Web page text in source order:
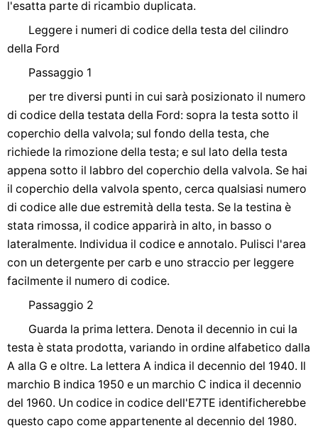
l'esatta parte di ricambio duplicata.
Leggere i numeri di codice della testa del cilindro
della Ford
Passaggio 1
per tre diversi punti in cui sarà posizionato il numero
di codice della testata della Ford: sopra la testa sotto il
coperchio della valvola; sul fondo della testa, che
richiede la rimozione della testa; e sul lato della testa
appena sotto il labbro del coperchio della valvola. Se hai
il coperchio della valvola spento, cerca qualsiasi numero
di codice alle due estremità della testa. Se la testina è
stata rimossa, il codice apparirà in alto, in basso o
lateralmente. Individua il codice e annotalo. Pulisci l'area
con un detergente per carb e uno straccio per leggere
facilmente il numero di codice.
Passaggio 2
Guarda la prima lettera. Denota il decennio in cui la
testa è stata prodotta, variando in ordine alfabetico dalla
A alla G e oltre. La lettera A indica il decennio del 1940. Il
marchio B indica 1950 e un marchio C indica il decennio
del 1960. Un codice in codice dell'E7TE identificherebbe
questo capo come appartenente al decennio del 1980.